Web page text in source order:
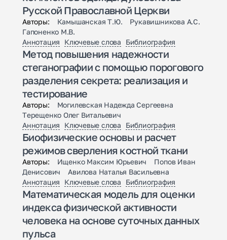
Русской Православной Церкви
Авторы:
Камышанская Т.Ю. Рукавишникова А.С.
Гапоненко М.В.
Аннотация
Ключевые слова Библиография
Метод повышения надежности
стеганографии с помощью порогового
разделения секрета: реализация и
тестирование
Авторы:
Могилевская Надежда Сергеевна
Терещенко Олег Витальевич
Аннотация
Ключевые слова Библиография
Биофизические основы и расчет
режимов сверления костной ткани
Авторы:
Ищенко Максим Юрьевич Попов Иван
Денисович Авилова Наталья Васильевна
Аннотация
Ключевые слова Библиография
Математическая модель для оценки
индекса физической активности
человека на основе суточных данных
пульса